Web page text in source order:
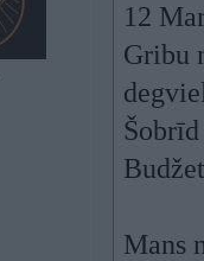
12
Gribu
Mans